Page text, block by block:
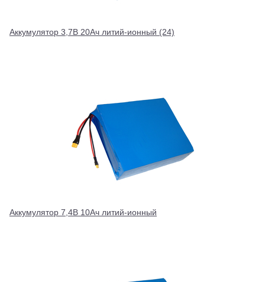
Аккумулятор 3,7В 20Ач литий-ионный (24)
Аккумулятор 7,4В 10Ач литий-ионный